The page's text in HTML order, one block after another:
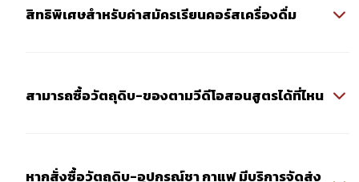
สิทธิพิเศษสำหรับค่าสมัครเรียนคอร์สเครื่องดื่ม
สามารถซื้อวัตถุดิบ-ของตามวีดีโอสอนสูตรได้ที่ไหน
หากสั่งซื้อวัตถุดิบ-อุปกรณ์ชา กาแฟ มีบริการจัดส่ง